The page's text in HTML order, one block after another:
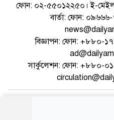
ফোন: ০২-৫৫০১২২৫০। ই-
বার্তা: ফোন:
বিজ্ঞাপন: ফোন: +৮৮০-
সার্কুলেশন: ফোন: +৮৮০-